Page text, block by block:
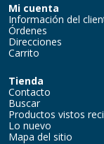
Mi cuenta
Información del
Órdenes
Direcciones
Carrito
Tienda
Contacto
Buscar
Productos vistos
Lo nuevo
Mapa del sitio